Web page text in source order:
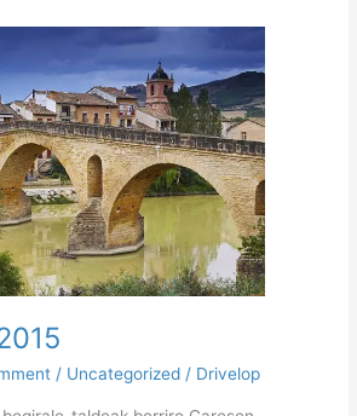
/ Uncategorized/ Drivelop